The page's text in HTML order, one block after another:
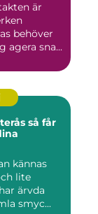
är
behöver
agera sna...
så får
kännas
lite
ärvda
smyc...